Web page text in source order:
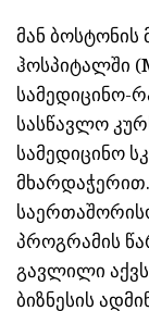
მან ბოსტონის
ჰოსპიტალში
სამედიცინო-
სასწავლო
სამედიცინო
პროგრამის
გავლილი აქვს
ბიზნესის